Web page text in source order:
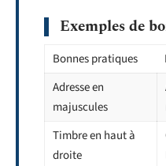
Exemples de
Bonnes pratiques
Adresse en
majuscules
Timbre en haut à
droite